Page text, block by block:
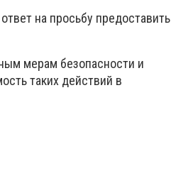
на просьбу предоставить
мерам безопасности и
таких действий в